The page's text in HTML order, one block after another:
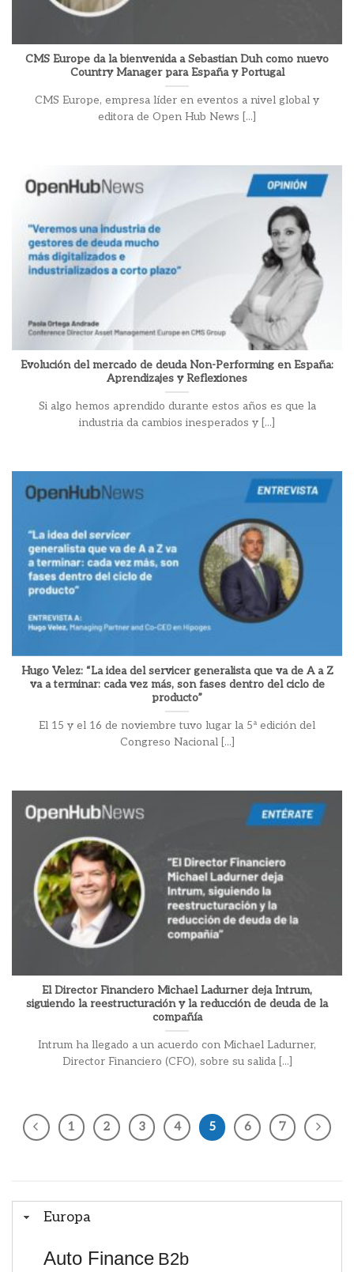
Europa
Auto Finance B2b
CMS Europe da la bienvenida a Sebastian Duh como nuevo
Country Manager para España y Portugal
CMS Europe, empresa líder en eventos a nivel global y
editora de Open Hub News [...]
Evolución del mercado de deuda Non-Performing en España:
Aprendizajes y Reflexiones
Si algo hemos aprendido durante estos años es que la
industria da cambios inesperados y [...]
Hugo Velez: “La idea del servicer generalista que va de A a Z
va a terminar: cada vez más, son fases dentro del ciclo de
producto”
El 15 y el 16 de noviembre tuvo lugar la 5ª edición del
Congreso Nacional [...]
El Director Financiero Michael Ladurner deja Intrum,
siguiendo la reestructuración y la reducción de deuda de la
compañía
Intrum ha llegado a un acuerdo con Michael Ladurner,
Director Financiero (CFO), sobre su salida [...]
1 2 3 4 5 6 7